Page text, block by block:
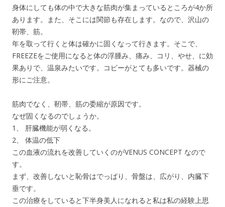
身体にしても体の中で大きな筋肉が集まっているところが4か所
あります。また、そこには関節も存在します。なので、沢山の
靭帯、筋。
年を取って行くと体は確かに固くなって行きます。そこで、
FREEZEをご使用になると体の浮腫み、痛み、コリ、やせ、に効
果ありで、温泉みたいです。コピーがとても多いです。器械の
形にご注意。
筋肉でなく、靭帯、筋の委縮が原因です。
なぜ固くなるのでしょうか。
1、 肝臓機能が弱くなる。
2、 体温の低下
この血液の流れを改善していくのがVENUS CONCEPT なので
す。
まず、改善しないと恥骨はでっぱり、骨盤は、広がり、内臓下
垂です。
この治療をしていると下半身美人になれると私は私の経験上思